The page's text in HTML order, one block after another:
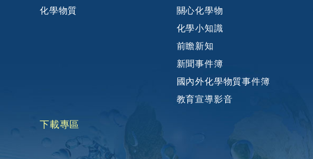
化學物質
關心化學物
化學小知識
前瞻新知
新聞事件簿
國內外化學物質事件簿
教育宣導影音
下載專區